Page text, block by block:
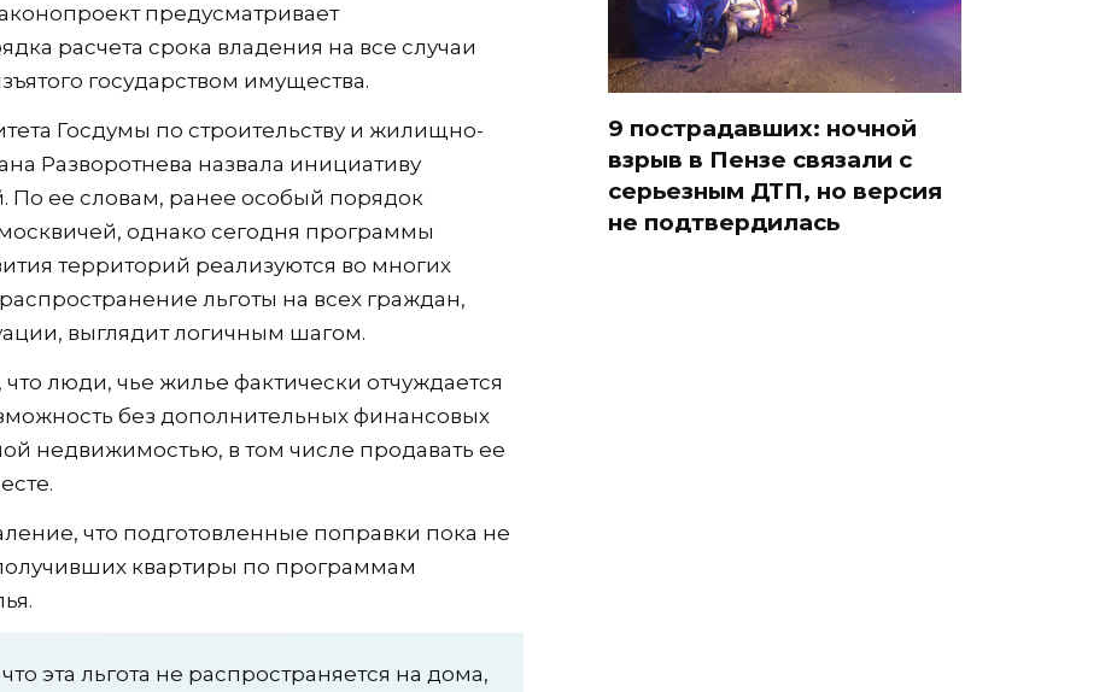
предусматривает
расчета срока владения на все случаи
государством имущества.
Госдумы по строительству и жилищно-
Разворотнева назвала инициативу
По ее словам, ранее особый порядок
однако сегодня программы
территорий реализуются во многих
льготы на всех граждан,
выглядит логичным шагом.
люди, чье жилье фактически отчуждается
без дополнительных финансовых
недвижимостью, в том числе продавать ее
что подготовленные поправки пока не
квартиры по программам
эта льгота не распространяется на дома,
9 пострадавших: ночной
взрыв в Пензе связали с
серьезным ДТП, но версия
не подтвердилась